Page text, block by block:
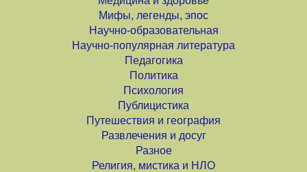
Мифы, легенды, эпос
Научно-образовательная
Научно-популярная литература
Педагогика
Политика
Психология
Публицистика
Путешествия и география
Развлечения и досуг
Разное
Религия, мистика и НЛО